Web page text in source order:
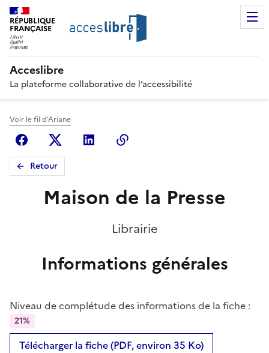
RÉPUBLIQUE
FRANÇAISE
Acceslibre
La plateforme collaborative de l’accessibilité
Voir le fil d'Ariane
FacebookX (anciennement Twitter)
Linkedin
Retour
Maison de la Presse
Librairie
Informations générales
Niveau de complétude des informations de la fiche :
21%
Télécharger la fiche (PDF, environ 35 Ko)